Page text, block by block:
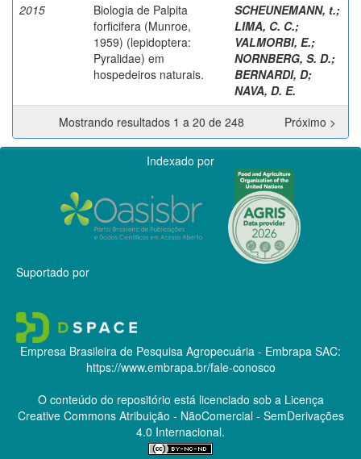
2015
Biologia de Palpita
forficifera (Munroe,
1959) (lepidoptera:
Pyralidae) em
hospedeiros naturais.
SCHEUNEMANN, t.;
LIMA, C. C.;
VALMORBI, E.;
NORNBERG, S. D.;
BERNARDI, D;
NAVA, D. E.
Mostrando resultados 1 a 20 de 248
Próximo >
Indexado por
Suportado por
Empresa Brasileira de Pesquisa Agropecuária - Embrapa SAC:
https://www.embrapa.br/fale-conosco
O conteúdo do repositório está licenciado sob a Licença
Creative CommonsAtribuição - NãoComercial - SemDerivações
4.0 Internacional.